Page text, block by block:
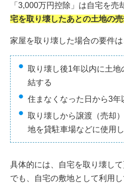
「3,000万円控除」は自宅を売
宅を取り壊したあとの土地の売
家屋を取り壊した場合の要件は
取り壊し後1年以内に土
結する
住まなくなった日から3年
取り壊しから譲渡（売却
地を貸駐車場などに使用
具体的には、自宅を取り壊し
でも、自宅の敷地として利用